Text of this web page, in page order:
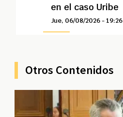
en el caso Uribe
Jue, 06/08/2026 - 19:26
Otros Contenidos